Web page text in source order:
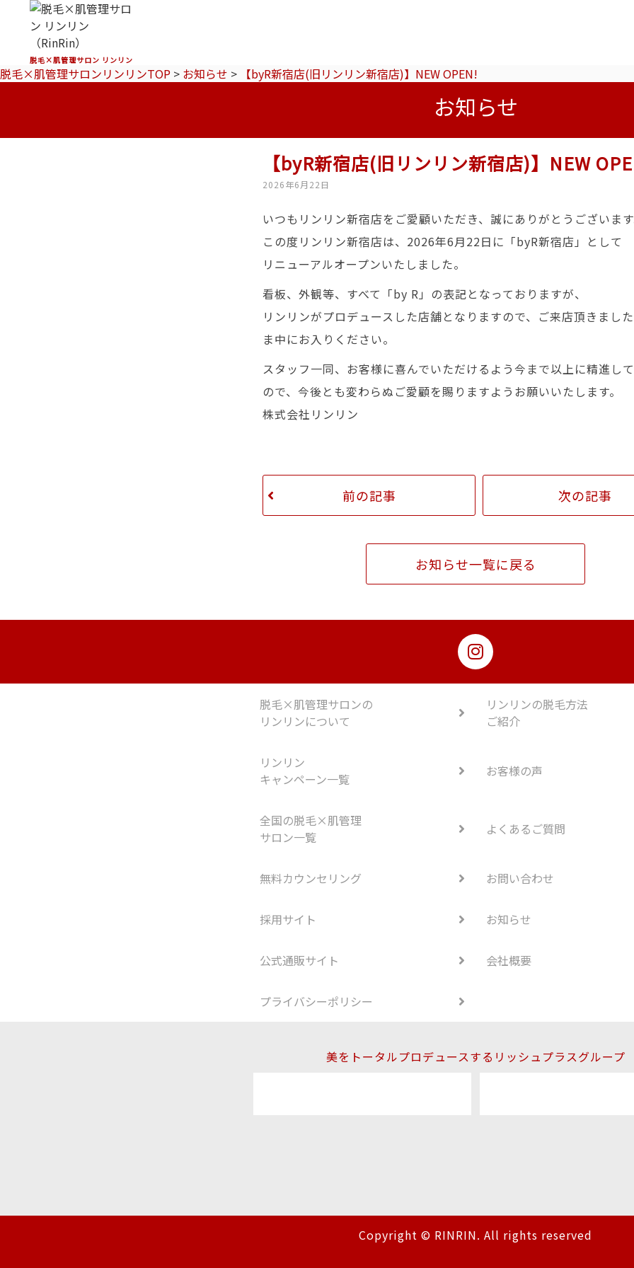
脱毛×肌管理サロン リンリン
脱毛×肌管理サロンリンリンTOP > お知らせ > 【byR新宿店(旧リンリン新宿店)】NEW OPEN!
お知らせ
【byR新宿店(旧リンリン新宿店)】NEW
2026年6月22日
いつもリンリン新宿店をご愛顧いただき、誠にありがとうございます
この度リンリン新宿店は、2026年6月22日に「byR新宿店」として
リニューアルオープンいたしました。
看板、外観等、すべて「by R」の表記となっておりますが、
リンリンがプロデュースした店舗となりますので、ご来店頂きまし
ま中にお入りください。
スタッフ一同、お客様に喜んでいただけるよう今まで以上に精進し
ので、今後とも変わらぬご愛顧を賜りますようお願いいたします。
株式会社リンリン
前の記事 次の記事
お知らせ一覧に戻る
脱毛×肌管理サロンの
リンリンについて
リンリンの脱毛方法
ご紹介
リンリン
キャンペーン一覧
お客様の声
全国の脱毛×肌管理
サロン一覧
よくあるご質問
無料カウンセリング お問い合わせ
採用サイト お知らせ
公式通販サイト 会社概要
プライバシーポリシー
美をトータルプロデュースするリッシュプラスグループ
Copyright © RINRIN. All rights reserved